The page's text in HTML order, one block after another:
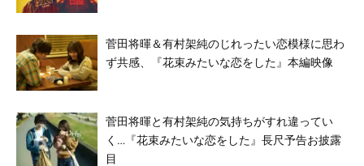
菅田将暉＆有村架純のじれったい恋模様に思わ
ず共感、『花束みたいな恋をした』本編映像
菅田将暉と有村架純の気持ちがすれ違ってい
く…『花束みたいな恋をした』長尺予告お披露
目